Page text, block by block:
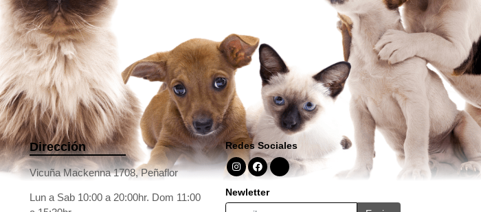
Dirección
Vicuña Mackenna 1708, Peñaflor
Lun a Sab 10:00 a 20:00hr. Dom 11:00
Redes Sociales
Newletter